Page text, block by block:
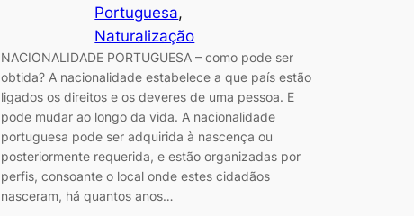
Portuguesa
Naturalização
NACIONALIDADE PORTUGUESA – como pode ser
obtida? A nacionalidade estabelece a que país estão
ligados os direitos e os deveres de uma pessoa. E
pode mudar ao longo da vida. A nacionalidade
portuguesa pode ser adquirida à nascença ou
posteriormente requerida, e estão organizadas por
perfis, consoante o local onde estes cidadãos
nasceram, há quantos anos…